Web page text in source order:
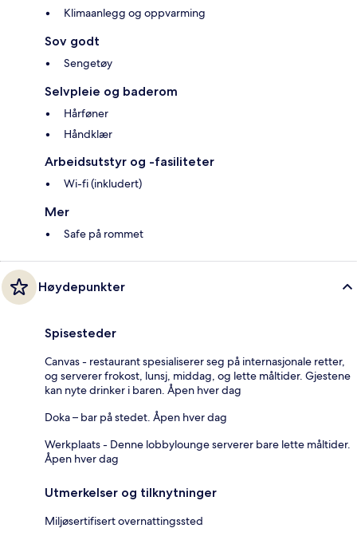
Klimaanlegg og oppvarming
Sov godt
Sengetøy
Selvpleie og baderom
Hårføner
Håndklær
Arbeidsutstyr og -fasiliteter
Wi-fi (inkludert)
Mer
Safe på rommet
Høydepunkter
Spisesteder
Canvas - restaurant spesialiserer seg på internasjonale retter,
og serverer frokost, lunsj, middag, og lette måltider. Gjestene
kan nyte drinker i baren. Åpen hver dag
Doka – bar på stedet. Åpen hver dag
Werkplaats - Denne lobbylounge serverer bare lette måltider.
Åpen hver dag
Utmerkelser og tilknytninger
Miljøsertifisert overnattingssted